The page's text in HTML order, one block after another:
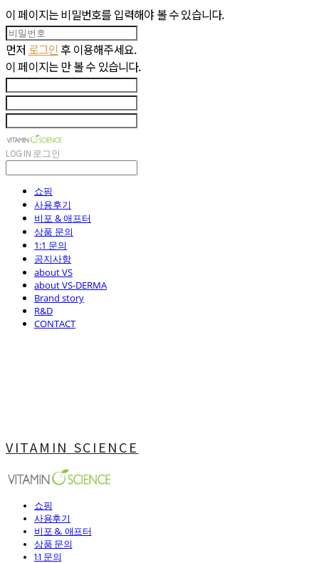
이 페이지는 비밀번호를 입력해야 볼 수 있습니다.
먼저 로그인 후 이용해주세요.
이 페이지는만 볼 수 있습니다.
LOG IN 로그인
쇼핑
사용후기
비포 & 애프터
상품 문의
1:1 문의
공지사항
about VS
about VS-DERMA
Brand story
R&D
CONTACT
VITAMIN SCIENCE
쇼핑
사용후기
비포 & 애프터
상품 문의
1:1 문의